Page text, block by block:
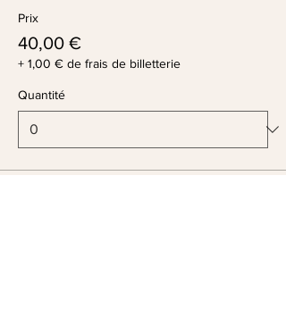
Prix
40,00 €
+ 1,00 € de frais de billetterie
Quantité